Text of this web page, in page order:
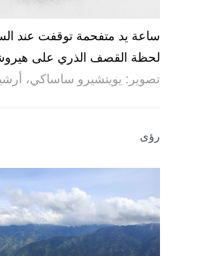
لحظة القصف الذري على
تصوير: يويتشيرو ساساكي،
رؤى